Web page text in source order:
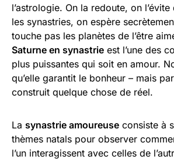
l’astrologie. On la redoute, on
les synastries, on espère
touche pas les planètes de l’être
Saturne en synastrie est l’une des
plus puissantes qui soit en amour.
qu’elle garantit le bonheur – mais
construit quelque chose de réel.
La synastrie amoureuse consiste à
thèmes natals pour observer
l’un interagissent avec celles de